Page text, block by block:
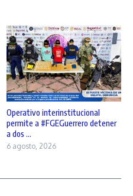
Operativo interinstitucional
permite a #FGEGuerrero detener
a dos ...
6 agosto, 2026